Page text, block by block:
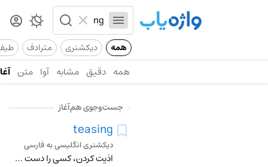
همه دیکشنری مترادف
همه دقیق مشابه آوا متن
جست‌وجوی هم‌آغاز
teasing
دیکشنری انگلیسی به فارسی
اذیت کردن، کسی را دست انداختن، ازار دادن، سخنان نیشدارگفتن، پوشدادن مو، طنازی کردن